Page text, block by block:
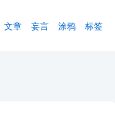
文章 妄言 涂鸦 标签